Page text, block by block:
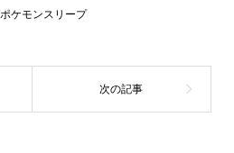
ポケモンスリープ